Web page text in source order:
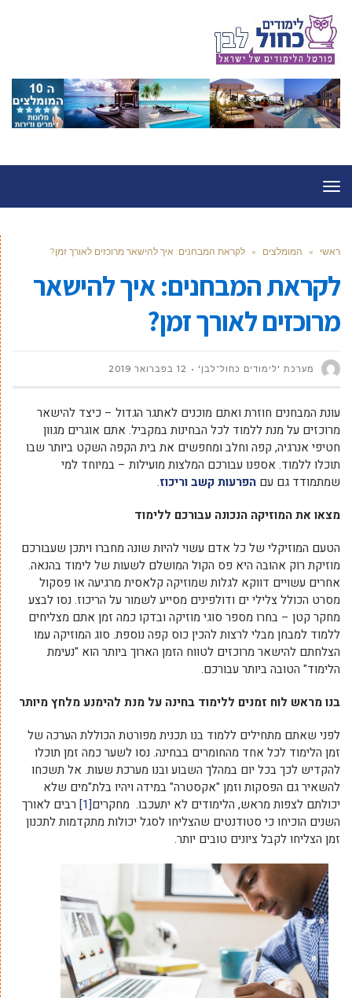
תפריט
ראשי » המומלצים » לקראת המבחנים: איך להישאר מרוכזים לאורך זמן?
לקראת המבחנים: איך להישאר
מרוכזים לאורך זמן?
מערכת 'לימודים כחול־לבן' 12 בפברואר 2019
עונת המבחנים חוזרת ואתם מוכנים לאתגר הגדול – כיצד להישאר
מרוכזים על מנת ללמוד לכל הבחינות במקביל. אתם אוגרים מגוון
חטיפי אנרגיה, קפה וחלב ומחפשים את בית הקפה השקט ביותר שבו
תוכלו ללמוד. אספנו עבורכם המלצות מועילות – במיוחד למי
שמתמודד גם עם הפרעות קשב וריכוז.
מצאו את המוזיקה הנכונה עבורכם ללימוד
הטעם המוזיקלי של כל אדם עשוי להיות שונה מחברו ויתכן שעבורכם
מוזיקת רוק אהובה היא פס הקול המושלם לשעות של לימוד בהנאה.
אחרים עשויים דווקא לגלות שמוזיקה קלאסית מרגיעה או פסקול
מסרט הכולל צלילי ים ודולפינים מסייע לשמור על הריכוז. נסו לבצע
מחקר קטן – בחרו מספר סוגי מוזיקה ובדקו כמה זמן אתם מצליחים
ללמוד למבחן מבלי לרצות להכין כוס קפה נוספת. סוג המוזיקה עמו
הצלחתם להישאר מרוכזים לטווח הזמן הארוך ביותר הוא "נעימת
הלימוד" הטובה ביותר עבורכם.
בנו מראש לוח זמנים ללימוד בחינה על מנת להימנע מלחץ מיותר
לפני שאתם מתחילים ללמוד בנו תכנית מפורטת הכוללת הערכה של
זמן הלימוד לכל אחד מהחומרים בבחינה. נסו לשער כמה זמן תוכלו
להקדיש לכך בכל יום במהלך השבוע ובנו מערכת שעות. אל תשכחו
להשאיר גם הפסקות וזמן "אקסטרה" במידה ויהיו בלת"מים שלא
יכולתם לצפות מראש, הלימודים לא יתעכבו. מחקרים[1]
רבים לאורך
השנים הוכיחו כי סטודנטים שהצליחו לסגל יכולות מתקדמות לתכנון
זמן הצליחו לקבל ציונים טובים יותר.